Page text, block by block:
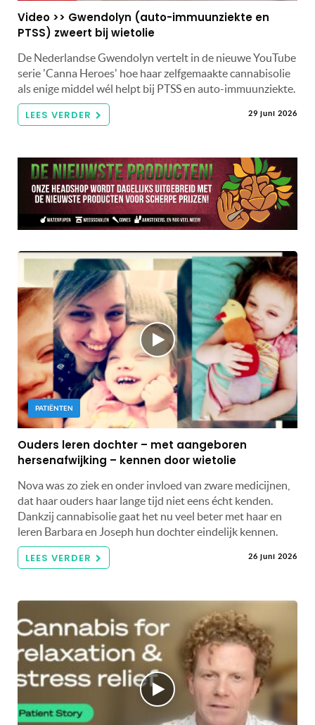
Video >> Gwendolyn (auto-immuunziekte en
PTSS) zweert bij wietolie
De Nederlandse Gwendolyn vertelt in de nieuwe YouTube
serie 'Canna Heroes' hoe haar zelfgemaakte cannabisolie
als enige middel wél helpt bij PTSS en auto-immuunziekte.
LEES VERDER 29 juni 2026
PATIËNTEN
Ouders leren dochter – met aangeboren
hersenafwijking – kennen door wietolie
Nova was zo ziek en onder invloed van zware medicijnen,
dat haar ouders haar lange tijd niet eens écht kenden.
Dankzij cannabisolie gaat het nu veel beter met haar en
leren Barbara en Joseph hun dochter eindelijk kennen.
LEES VERDER 26 juni 2026